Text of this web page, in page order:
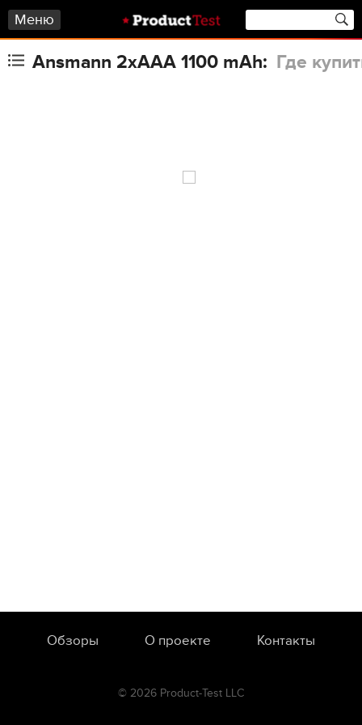
Меню
Ansmann 2xAAA 1100 mAh: Где
Обзоры О проекте Контакты
© 2026 Product-Test LLC